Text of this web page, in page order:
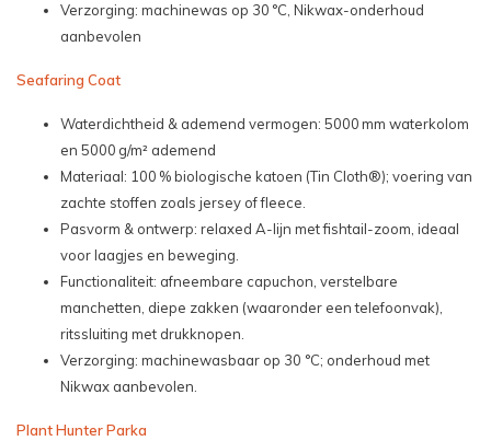
Verzorging: machinewas op 30 °C, Nikwax-onderhoud
aanbevolen
Seafaring Coat
Waterdichtheid & ademend vermogen: 5000 mm waterkolom
en 5000 g/m² ademend
Materiaal: 100 % biologische katoen (Tin Cloth®); voering van
zachte stoffen zoals jersey of fleece.
Pasvorm & ontwerp: relaxed A-lijn met fishtail-zoom, ideaal
voor laagjes en beweging.
Functionaliteit: afneembare capuchon, verstelbare
manchetten, diepe zakken (waaronder een telefoonvak),
ritssluiting met drukknopen.
Verzorging: machinewasbaar op 30 °C; onderhoud met
Nikwax aanbevolen.
Plant Hunter Parka